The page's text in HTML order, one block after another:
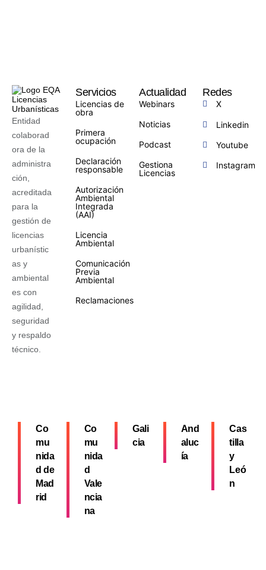
Entidad
colaborad
ora de la
administra
ción,
acreditada
para la
gestión de
licencias
urbanístic
as y
ambiental
es con
agilidad,
seguridad
y respaldo
técnico.
Servicios
Licencias de
obra
Primera
ocupación
Declaración
responsable
Autorización
Ambiental
Integrada
(AAI)
Licencia
Ambiental
Comunicación
Previa
Ambiental
Reclamaciones
Actualidad
Webinars
Noticias
Podcast
Gestiona
Licencias
Redes
X
Linkedin
Youtube
Instagram
Co
mu
nida
d de
Mad
rid
Co
mu
nida
d
Vale
ncia
na
Gali
cia
And
aluc
ía
Cas
tilla
y
Leó
n